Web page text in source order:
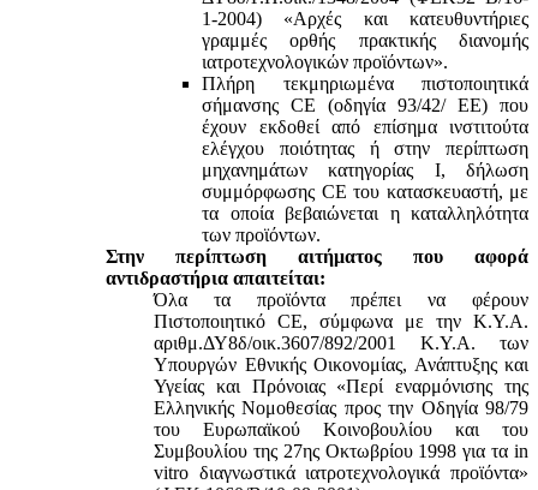
1-2004) «Αρχές και κατευθυντήριες
γραμμές ορθής πρακτικής διανομής
ιατροτεχνολογικών προϊόντων».
Πλήρη τεκμηριωμένα πιστοποιητικά
σήμανσης CE (οδηγία 93/42/ ΕΕ) που
έχουν εκδοθεί από επίσημα ινστιτούτα
ελέγχου ποιότητας ή στην περίπτωση
μηχανημάτων κατηγορίας Ι, δήλωση
συμμόρφωσης CE του κατασκευαστή, με
τα οποία βεβαιώνεται η καταλληλότητα
των προϊόντων.
Στην περίπτωση αιτήματος που αφορά
αντιδραστήρια απαιτείται:
Όλα τα προϊόντα πρέπει να φέρουν
Πιστοποιητικό CE, σύμφωνα με την Κ.Υ.Α.
αριθμ.ΔΥ8δ/οικ.3607/892/2001 Κ.Υ.Α. των
Υπουργών Εθνικής Οικονομίας, Ανάπτυξης και
Υγείας και Πρόνοιας «Περί εναρμόνισης της
Ελληνικής Νομοθεσίας προς την Οδηγία 98/79
του Ευρωπαϊκού Κοινοβουλίου και του
Συμβουλίου της 27ης Οκτωβρίου 1998 για τα in
vitro διαγνωστικά ιατροτεχνολογικά προϊόντα»